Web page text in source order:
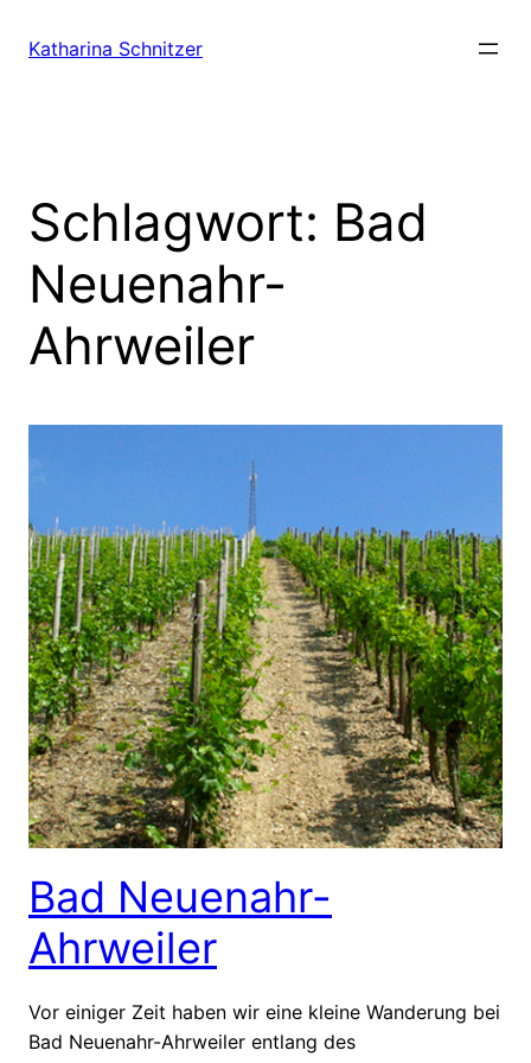
InhaltKatharina Schnitzer
Schlagwort: Bad
Neuenahr-
Ahrweiler
Bad Neuenahr-
Ahrweiler
Vor einiger Zeit haben wir eine kleine Wanderung bei
Bad Neuenahr-Ahrweiler entlang des